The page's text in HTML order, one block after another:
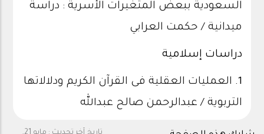
السعودية ببعض المتغيرات الأسرية : دراسة
ميدانية / حكمت العرابي
دراسات إسلامية
1. العمليات العقلية فى القرآن الكريم ودلالاتها
التربوية / عبدالرحمن صالح عبدالله